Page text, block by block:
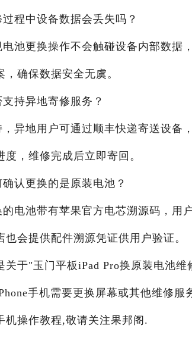
程中设备数据会丢失吗？
池更换操作不会触碰设备内部数据
，确保数据安全无虞。
持异地寄修服务？
异地用户可通过顺丰快递寄送设备
度，维修完成后立即寄回。
认更换的是原装电池？
电池带有苹果官方电芯溯源码，用
也会提供配件溯源凭证供用户验证。
关于"玉门平板iPad Pro换原装电池
手机需要更换屏幕或其他维修
机操作教程,敬请关注果邦阁.